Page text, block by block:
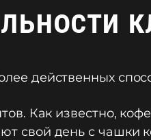
действенных
Как известно,
свой день с чашки